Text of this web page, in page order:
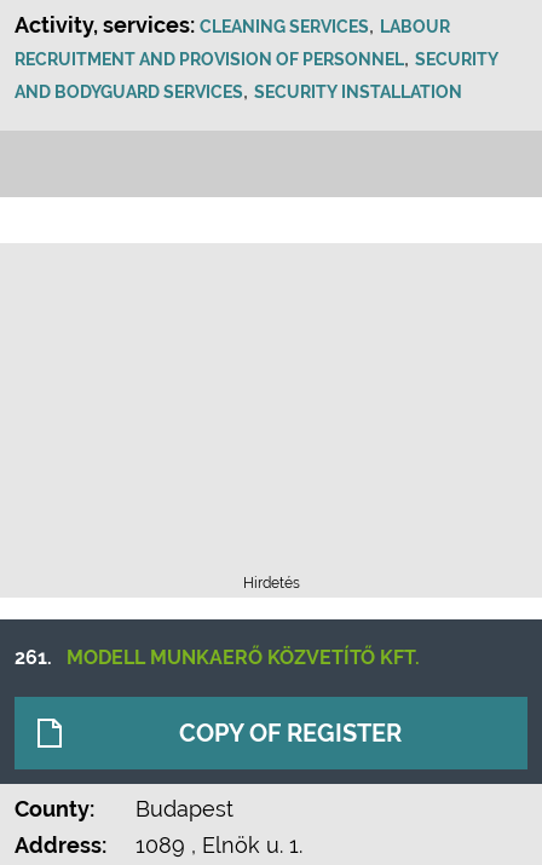
Activity, services: CLEANING SERVICES, LABOUR
RECRUITMENT AND PROVISION OF PERSONNEL, SECURITY
AND BODYGUARD SERVICES, SECURITY INSTALLATION
Hirdetés
261. MODELL MUNKAERŐ KÖZVETÍTŐ KFT.
COPY OF REGISTER
County:
Budapest
Address:
1089 , Elnök u. 1.